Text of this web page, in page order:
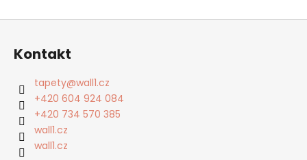
Z
Kontakt
tapety@wall1.cz
+420 604 924 084
+420 734 570 385
wall1.cz
wall1.cz